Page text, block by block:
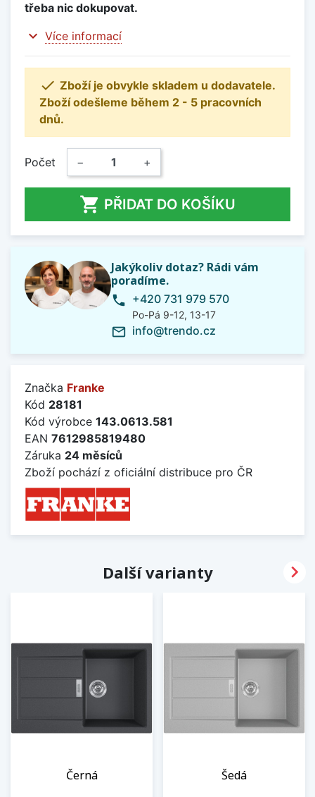
třeba nic dokupovat.
expand_more Více informací
 Zboží je obvykle skladem u dodavatele.
Zboží odešleme během 2 - 5 pracovních
dnů.
Počet − +
 PŘIDAT DO KOŠÍKU
Jakýkoliv dotaz? Rádi vám
poradíme.
phone +420 731 979 570
Po-Pá 9-12, 13-17
mail_outline info@trendo.cz
Značka Franke
Kód 28181
Kód výrobce 143.0613.581
EAN 7612985819480
Záruka 24 měsíců
Zboží pochází z oficiální distribuce pro ČR
Další varianty
Černá Šedá
